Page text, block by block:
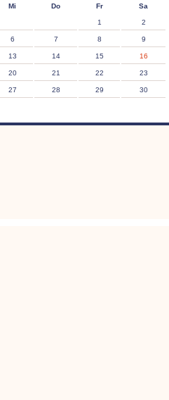
Mi Donnerstag Freitag Sa
1 2
6 7 8 9
13 14 15 16
20 21 22 23
27 28 29 30